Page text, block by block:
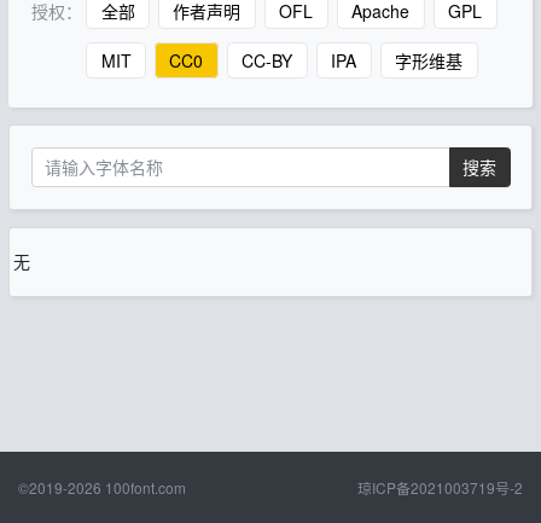
授权： 全部 作者声明 OFL Apache GPL
MIT CC0 CC-BY IPA 字形维基
搜索
无
©2019-2026 100font.com 琼ICP备2021003719号-2